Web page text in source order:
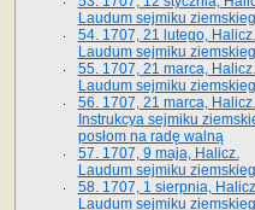
Laudum sejmiku
54. 1707, 21 lutego, Halicz.
Laudum sejmiku
55. 1707, 21 marca, Halicz.
Laudum sejmiku
56. 1707, 21 marca, Halicz.
Instrukcya sejmiku
posłom na radę walną
57. 1707, 9 maja, Halicz.
Laudum sejmiku
58. 1707, 1 sierpnia,
Laudum sejmiku